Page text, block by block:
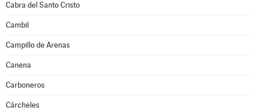
Cabra del Santo Cristo
Cambil
Campillo de Arenas
Canena
Carboneros
Cárcheles